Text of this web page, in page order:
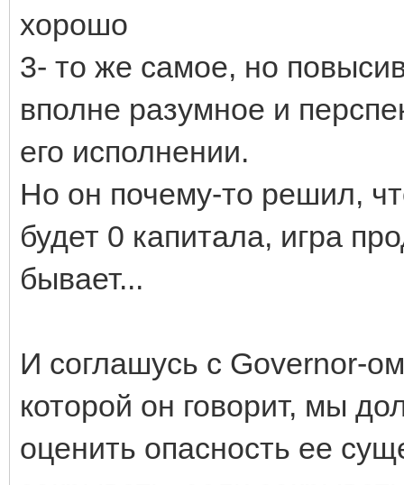
хорошо
3- то же самое, но
вполне разумное и
его исполнении.
Но он почему-то решил,
будет 0 капитала, игра
бывает...
И соглашусь с Governor-
которой он говорит, мы
оценить опасность ее